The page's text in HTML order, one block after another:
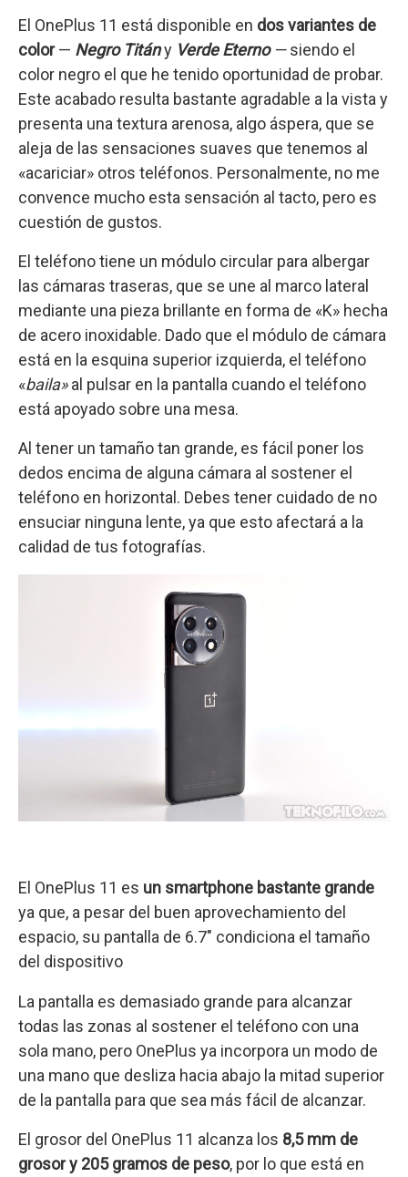
El OnePlus 11 está disponible en dos variantes de
color— Negro Titány Verde Eterno —siendo el
color negro el que he tenido oportunidad de probar.
Este acabado resulta bastante agradable a la vista y
presenta una textura arenosa, algo áspera, que se
aleja de las sensaciones suaves que tenemos al
«acariciar» otros teléfonos. Personalmente, no me
convence mucho esta sensación al tacto, pero es
cuestión de gustos.
El teléfono tiene un módulo circular para albergar
las cámaras traseras, que se une al marco lateral
mediante una pieza brillante en forma de «K» hecha
de acero inoxidable. Dado que el módulo de cámara
está en la esquina superior izquierda, el teléfono
«baila»al pulsar en la pantalla cuando el teléfono
está apoyado sobre una mesa.
Al tener un tamaño tan grande, es fácil poner los
dedos encima de alguna cámara al sostener el
teléfono en horizontal. Debes tener cuidado de no
ensuciar ninguna lente, ya que esto afectará a la
calidad de tus fotografías.
El OnePlus 11 es un smartphone bastante grande
ya que, a pesar del buen aprovechamiento del
espacio, su pantalla de 6.7″ condiciona el tamaño
del dispositivo
La pantalla es demasiado grande para alcanzar
todas las zonas al sostener el teléfono con una
sola mano, pero OnePlus ya incorpora un modo de
una mano que desliza hacia abajo la mitad superior
de la pantalla para que sea más fácil de alcanzar.
El grosor del OnePlus 11 alcanza los 8,5 mm de
grosor y 205 gramos de peso, por lo que está en